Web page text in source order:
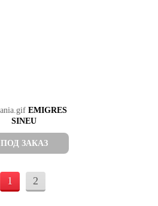
EMIGRES
SINEU
ПОД ЗАКАЗ
1 2